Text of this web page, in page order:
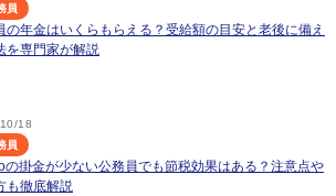
員
の年金はいくらもらえる？受給額の目安と老後に備え
を専門家が解説
18
員
の掛金が少ない公務員でも節税効果はある？注意点や
も徹底解説